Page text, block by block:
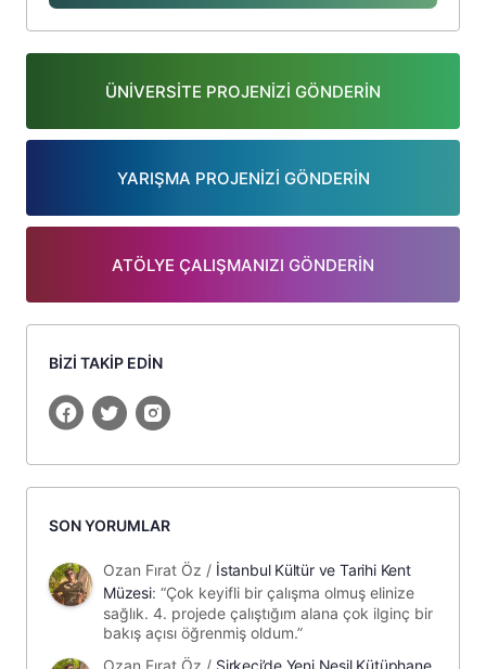
ÜNİVERSİTE PROJENİZİ GÖNDERİN
YARIŞMA PROJENİZİ GÖNDERİN
ATÖLYE ÇALIŞMANIZI GÖNDERİN
BİZİ TAKİP EDİN
SON YORUMLAR
Ozan Fırat Öz / İstanbul Kültür ve Tarihi Kent
Müzesi: “Çok keyifli bir çalışma olmuş elinize
sağlık. 4. projede çalıştığım alana çok ilginç bir
bakış açısı öğrenmiş oldum.”